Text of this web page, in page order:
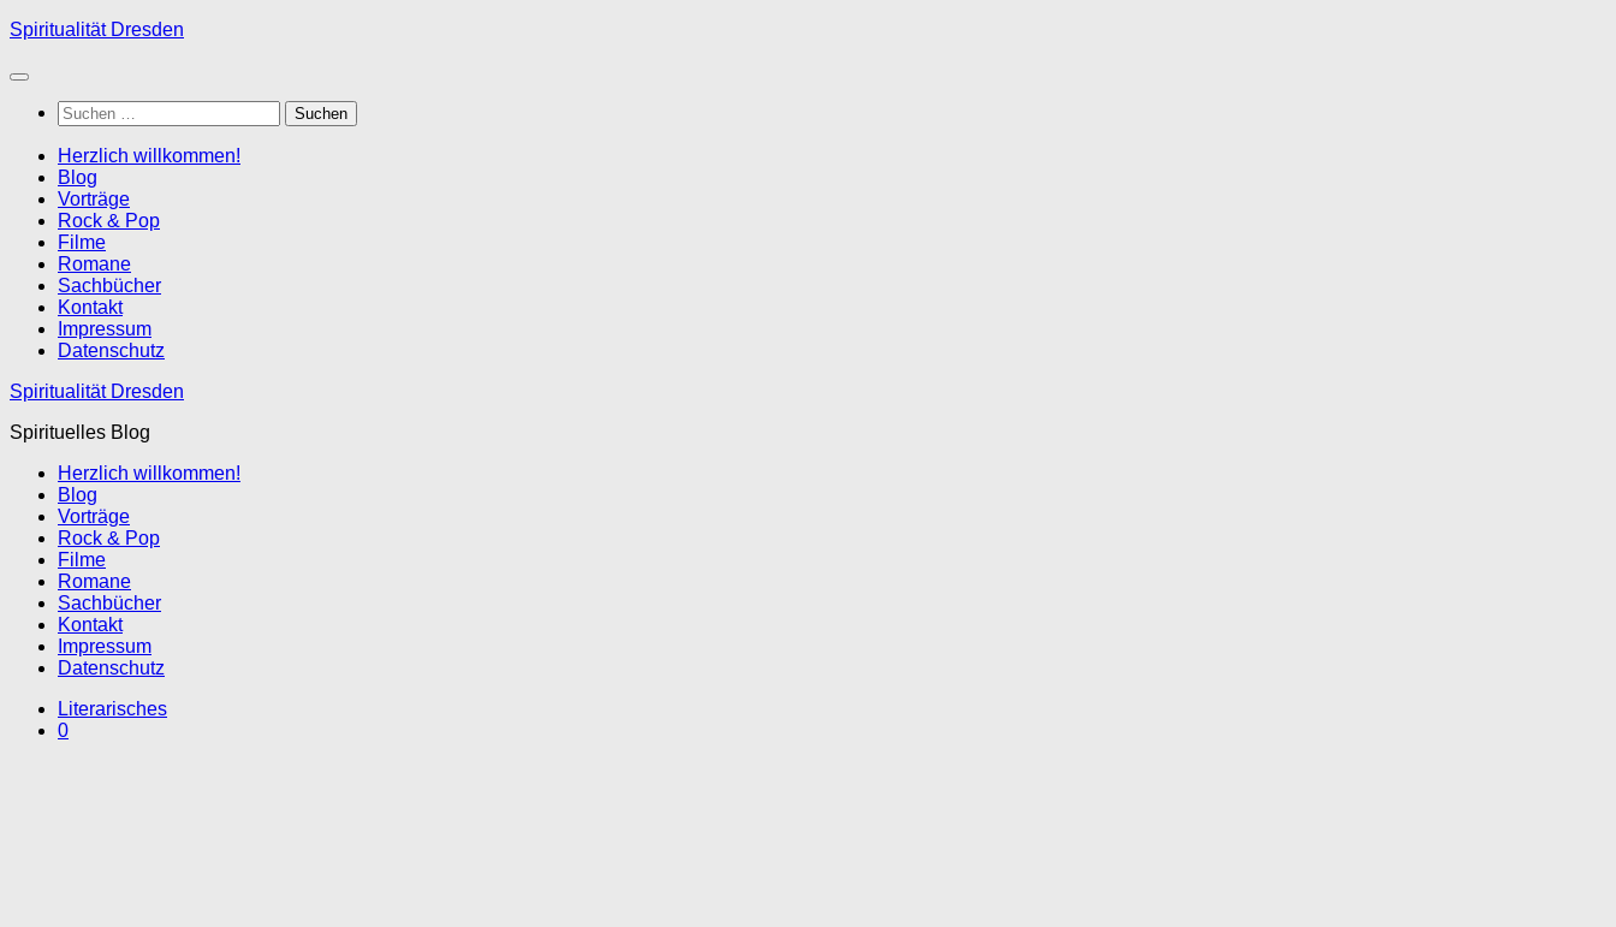
Zum
springen
Spiritualität Dresden
Suchen
nach:
Herzlich willkommen!
Blog
Vorträge
Rock & Pop
Filme
Romane
Sachbücher
Kontakt
Impressum
Datenschutz
Spiritualität Dresden
Spirituelles Blog
Herzlich willkommen!
Blog
Vorträge
Rock & Pop
Filme
Romane
Sachbücher
Kontakt
Impressum
Datenschutz
Literarisches
0